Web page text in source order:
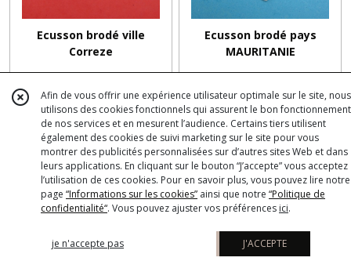
Ecusson brodé ville
Correze
3
Ecusson brodé pays
MAURITANIE
3
Afin de vous offrir une expérience utilisateur optimale sur le site, nous
utilisons des cookies fonctionnels qui assurent le bon fonctionnement
de nos services et en mesurent l’audience. Certains tiers utilisent
également des cookies de suivi marketing sur le site pour vous
montrer des publicités personnalisées sur d’autres sites Web et dans
leurs applications. En cliquant sur le bouton “J’accepte” vous acceptez
l’utilisation de ces cookies. Pour en savoir plus, vous pouvez lire notre
page “Informations sur les cookies” ainsi que notre “Politique de
confidentialité“. Vous pouvez ajuster vos préférences ici.
je n'accepte pas J'ACCEPTE